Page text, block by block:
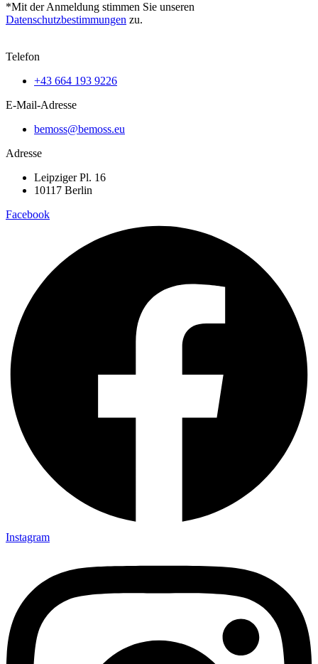
*Mit der Anmeldung stimmen Sie unseren
Datenschutzbestimmungen zu.
Telefon
+43 664 193 9226
E-Mail-Adresse
bemoss@bemoss.eu
Adresse
Leipziger Pl. 16
10117 Berlin
Facebook
Instagram